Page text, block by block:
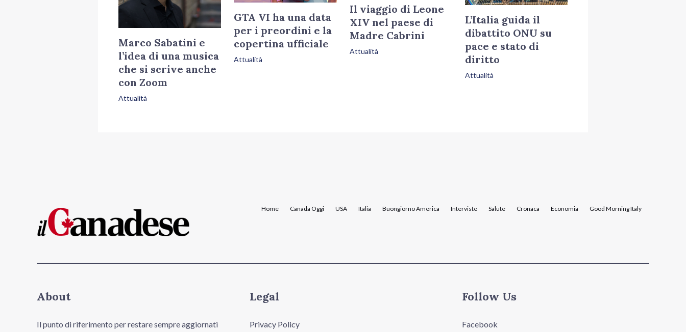
Marco Sabatini e
l’idea di una musica
che si scrive anche
con Zoom
Attualità
GTA VI ha una data
per i preordini e la
copertina ufficiale
Attualità
Il viaggio di Leone
XIV nel paese di
Madre Cabrini
Attualità
L’Italia guida il
dibattito ONU su
pace e stato di
diritto
Attualità
Home Canada Oggi USA Italia Buongiorno America Interviste Salute Cronaca Economia Good Morning Italy
About
Il punto di riferimento per restare sempre aggiornati
Legal
Privacy Policy
Follow Us
Facebook